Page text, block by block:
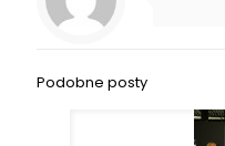
Podobne posty